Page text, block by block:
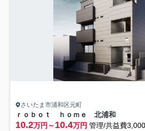
さいたま市浦和区元町
ｒｏｂｏｔ ｈｏｍｅ 北浦和
10.2万円～10.4万円 管理/共益費